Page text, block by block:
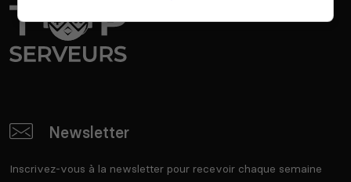
Newsletter
Inscrivez-vous à la newsletter pour recevoir chaque semaine